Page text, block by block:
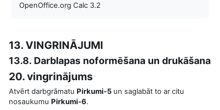
OpenOffice.org Calc 3.2
13. VINGRINĀJUMI
13.8. Darblapas noformēšana un drukāšana
20. vingrinājums
Atvērt darbgrāmatu Pirkumi-5 un saglabāt to ar citu
nosaukumu Pirkumi-6.